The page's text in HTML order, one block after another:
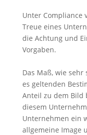
Unter Compliance
Treue eines
die Achtung und
Vorgaben.
Das Maß, wie
es geltenden
Anteil zu dem Bild
diesem
Unternehmen ein
allgemeine Image